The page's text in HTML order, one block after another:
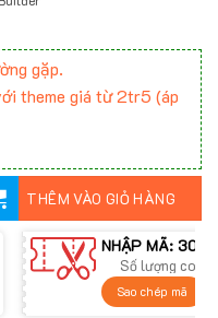
gặp.
theme giá từ 2tr5 (áp
THÊM VÀO GIỎ HÀNG
NHẬP MÃ: 300K
Số lượng
Sao chép mã